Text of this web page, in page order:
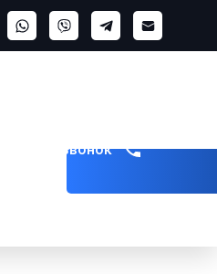
Заказать звонок